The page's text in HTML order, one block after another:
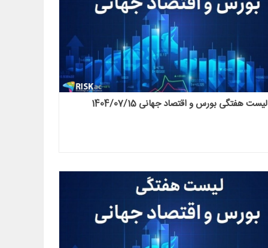
لیست هفتگی بورس و اقتصاد جهانی 1404/07/15